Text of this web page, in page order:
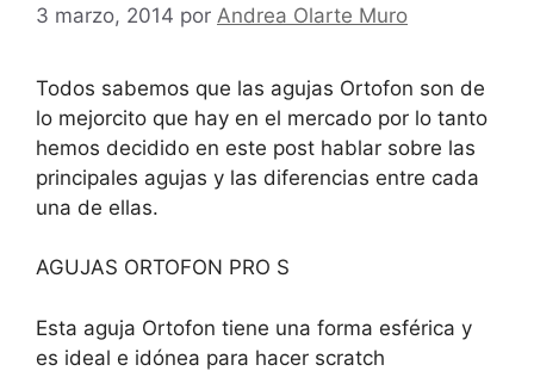
3 marzo, 2014 por Andrea Olarte Muro
Todos sabemos que las agujas Ortofon son de
lo mejorcito que hay en el mercado por lo tanto
hemos decidido en este post hablar sobre las
principales agujas y las diferencias entre cada
una de ellas.
AGUJAS ORTOFON PRO S
Esta aguja Ortofon tiene una forma esférica y
es ideal e idónea para hacer scratch